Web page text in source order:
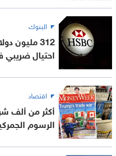
البنوك
احتيال ضريبي
اقتصاد
أكثر من ألف
الرسوم